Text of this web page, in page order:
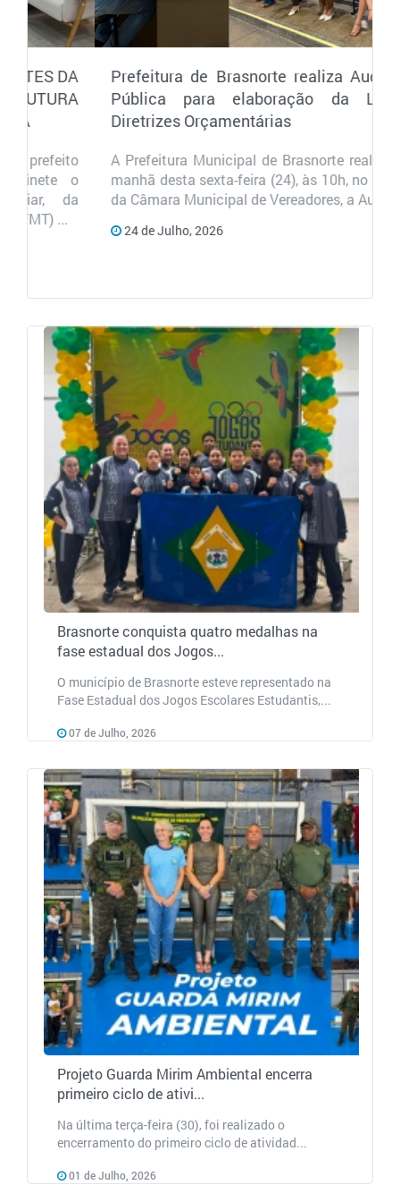
Prefeitura de Brasnorte realiza Audiência
Pública para elaboração da Lei de
Diretrizes Orçamentárias
A Prefeitura Municipal de Brasnorte realizou, na
manhã desta sexta-feira (24), às 10h, no plenário
da Câmara Municipal de Vereadores, a Audiê...
24 de Julho, 2026
Brasnorte conquista quatro medalhas na
fase estadual dos Jogos...
O município de Brasnorte esteve representado na
Fase Estadual dos Jogos Escolares Estudantis,...
07 de Julho, 2026
Projeto Guarda Mirim Ambiental encerra
primeiro ciclo de ativi...
Na última terça-feira (30), foi realizado o
encerramento do primeiro ciclo de atividad...
01 de Julho, 2026